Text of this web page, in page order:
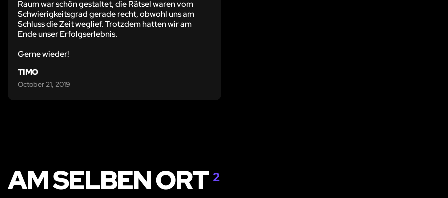
Raum war schön gestaltet, die Rätsel waren vom
Schwierigkeitsgrad gerade recht, obwohl uns am
Schluss die Zeit weglief. Trotzdem hatten wir am
Ende unser Erfolgserlebnis.
Gerne wieder!
TIMO
October 21, 2019
AM SELBEN ORT 2